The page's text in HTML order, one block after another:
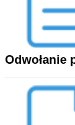
Odwołanie